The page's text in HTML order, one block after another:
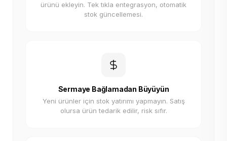
ürünü ekleyin. Tek tıkla entegrasyon, otomatik
stok güncellemesi.
Sermaye Bağlamadan Büyüyün
Yeni ürünler için stok yatırımı yapmayın. Satış
olursa ürün tedarik edilir, risk sıfır.